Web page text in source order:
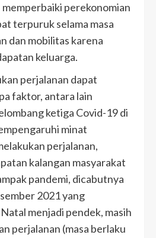
perekonomian
terpuruk selama masa
dan mobilitas karena
keluarga.
perjalanan dapat
faktor, antara lain
ketiga Covid-19 di
minat
perjalanan,
kalangan masyarakat
pandemi, dicabutnya
2021 yang
menjadi pendek, masih
perjalanan (masa berlaku